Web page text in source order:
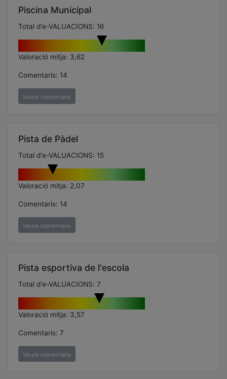
Piscina Municipal
Total d'e-VALUACIONS: 16
Valoració mitja: 3,62
Comentaris: 14
Veure comentaris
Pista de Pàdel
Total d'e-VALUACIONS: 15
Valoració mitja: 2,07
Comentaris: 14
Veure comentaris
Pista esportiva de l'escola
Total d'e-VALUACIONS: 7
Valoració mitja: 3,57
Comentaris: 7
Veure comentaris